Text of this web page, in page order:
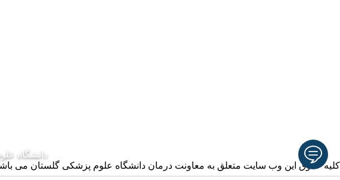
دانشگاه
کلیه حقوق این وب سایت متعلق به معاونت درمان دانشگاه علوم پزشکی گلستان می